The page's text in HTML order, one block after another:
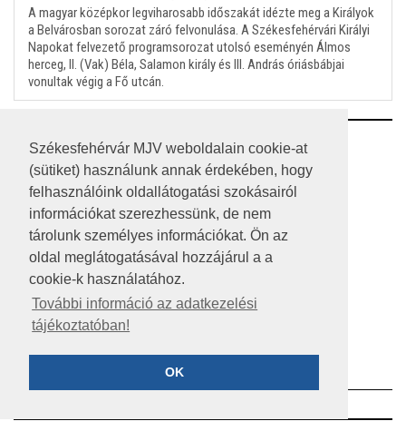
Székesfehérvár MJV weboldalain cookie-at
(sütiket) használunk annak érdekében, hogy
felhasználóink oldallátogatási szokásairól
információkat szerezhessünk, de nem
tárolunk személyes információkat. Ön az
oldal meglátogatásával hozzájárul a a
cookie-k használatához.
További információ az adatkezelési
tájékoztatóban!
OK
A magyar középkor legviharosabb időszakát idézte meg a Királyok
a Belvárosban sorozat záró felvonulása. A Székesfehérvári Királyi
Napokat felvezető programsorozat utolsó eseményén Álmos
herceg, II. (Vak) Béla, Salamon király és III. András óriásbábjai
vonultak végig a Fő utcán.
RSS
A HONLAP 2017.03.31-I ÁLLAPOTA
JOGI NYILATKOZAT
IMPRESSZUM
KÖZÉRDEKŰ ADATOK